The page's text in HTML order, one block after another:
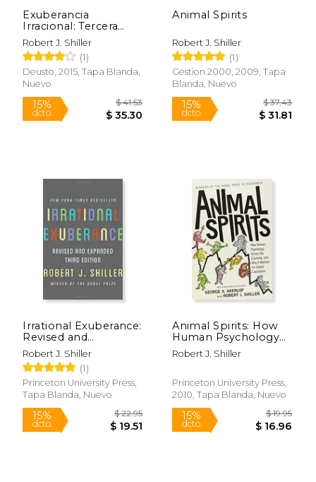
Exuberancia
Irracional: Tercera
Edición Actualizada y
Ampliada (Sin
Colección)
Robert J. Shiller
(1)
Deusto, 2015, Tapa Blanda,
Nuevo
15%
dcto. $ 35.30
Animal Spirits
Robert J. Shiller
(1)
Gestion 2000, 2009, Tapa
Blanda, Nuevo
15%
dcto.
Irrational Exuberance:
Revised and
Expanded Third
Edition (en Inglés)
Robert J. Shiller
(1)
Princeton University Press,
Tapa Blanda, Nuevo
Animal Spirits: How
Human Psychology
Drives the Economy,
and why it Matters for
Inglés)
Robert J. Shiller
Princeton University Press,
2010, Tapa Blanda, Nuevo